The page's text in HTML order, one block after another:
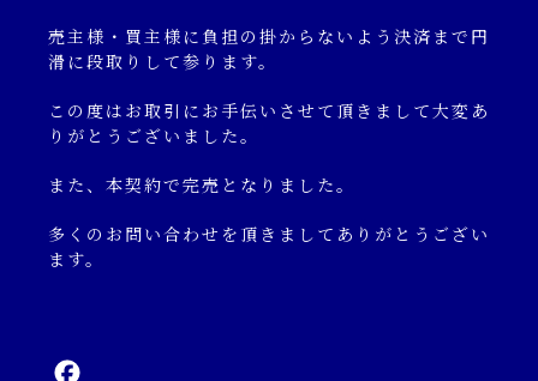
売主様・買主様に負担の掛からないよう決済まで円
滑に段取りして参ります。
この度はお取引にお手伝いさせて頂きまして大変あ
りがとうございました。
また、本契約で完売となりました。
多くのお問い合わせを頂きましてありがとうござい
ます。